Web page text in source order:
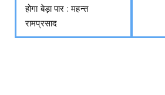
होगा बेड़ा पार : महन्त
रामप्रसाद